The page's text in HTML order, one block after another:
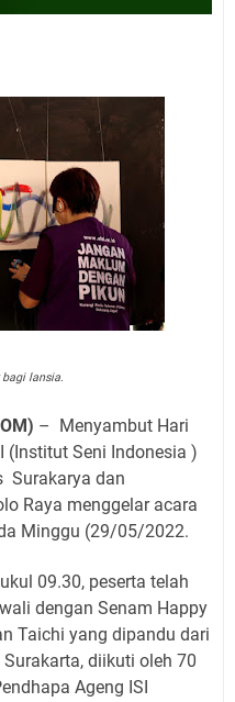
lansia.
–
Menyambut Hari
(Institut Seni Indonesia )
Surakarya dan
Raya menggelar acara
Minggu (29/05/2022.
09.30, peserta telah
dengan Senam Happy
Taichi yang dipandu dari
diikuti oleh 70
Ageng ISI